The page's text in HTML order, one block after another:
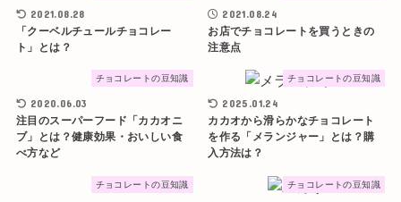
2021.08.28
「クーベルチュールチョコレー
ト」とは？
2021.08.24
お店でチョコレートを買うときの
注意点
チョコレートの豆知識
2020.06.03
注目のスーパーフード「カカオニ
ブ」とは？健康効果・おいしい食
べ方など
チョコレートの豆知識
2025.01.24
カカオから滑らかなチョコレート
を作る「メランジャー」とは？購
入方法は？
チョコレートの豆知識 チョコレートの豆知識